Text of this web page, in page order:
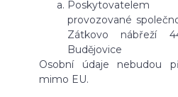
Poskytovatelem
provozované
Zátkovo nábřeží
Budějovice
Osobní údaje nebudou
mimo EU.